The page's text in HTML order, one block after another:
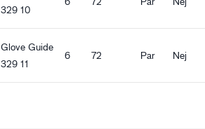
329 10
Glove Guide
329 11
6 72 Par Nej